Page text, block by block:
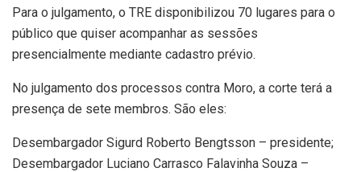
Para o julgamento, o TRE disponibilizou 70 lugares para o
público que quiser acompanhar as sessões
presencialmente mediante cadastro prévio.
No julgamento dos processos contra Moro, a corte terá a
presença de sete membros. São eles:
Desembargador Sigurd Roberto Bengtsson – presidente;
Desembargador Luciano Carrasco Falavinha Souza –